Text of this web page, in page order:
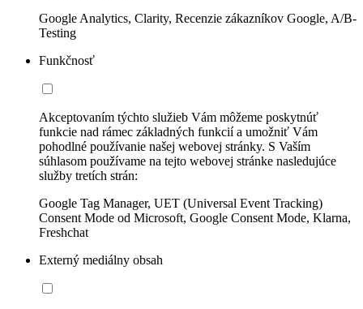
Google Analytics, Clarity, Recenzie zákazníkov Google, A/B-
Testing
Funkčnosť
Akceptovaním týchto služieb Vám môžeme poskytnúť
funkcie nad rámec základných funkcií a umožniť Vám
pohodlné používanie našej webovej stránky. S Vaším
súhlasom používame na tejto webovej stránke nasledujúce
služby tretích strán:
Google Tag Manager, UET (Universal Event Tracking)
Consent Mode od Microsoft, Google Consent Mode, Klarna,
Freshchat
Externý mediálny obsah